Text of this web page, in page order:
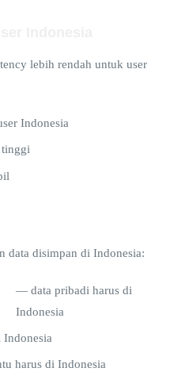
lebih rendah untuk user
Indonesia
data disimpan di Indonesia:
— data pribadi harus di
Indonesia
harus di Indonesia